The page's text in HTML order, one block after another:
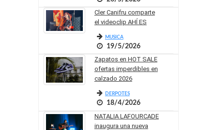
Cler Canifru comparte
el videoclip AHÍ ES
MUSICA
19/5/2026
Zapatos en HOT SALE
ofertas imperdibles en
calzado 2026
DERPOTES
18/4/2026
NATALIA LAFOURCADE
inaugura una nueva